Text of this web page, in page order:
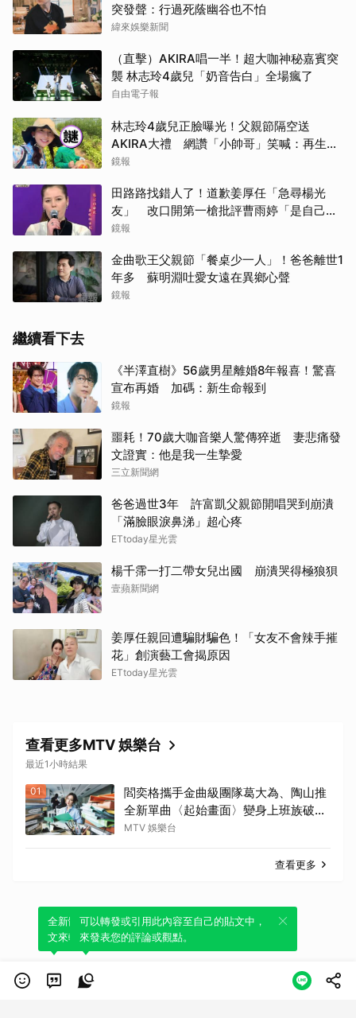
突發聲：行過死蔭幽谷也不怕
緯來娛樂新聞
（直擊）AKIRA唱一半！超大咖神秘嘉賓突
襲 林志玲4歲兒「奶音告白」全場瘋了
自由電子報
林志玲4歲兒正臉曝光！父親節隔空送
AKIRA大禮 網讚「小帥哥」笑喊：再生一
個
鏡報
田路路找錯人了！道歉姜厚任「急尋楊光
友」 改口開第一槍批評曹雨婷「是自己太
衝動」
鏡報
金曲歌王父親節「餐桌少一人」！爸爸離世1
年多 蘇明淵吐愛女遠在異鄉心聲
鏡報
繼續看下去
《半澤直樹》56歲男星離婚8年報喜！驚喜
宣布再婚 加碼：新生命報到
鏡報
噩耗！70歲大咖音樂人驚傳猝逝 妻悲痛發
文證實：他是我一生摯愛
三立新聞網
爸爸過世3年 許富凱父親節開唱哭到崩潰
「滿臉眼淚鼻涕」超心疼
ETtoday星光雲
楊千霈一打二帶女兒出國 崩潰哭得極狼狽
壹蘋新聞網
姜厚任親回遭騙財騙色！「女友不會辣手摧
花」創演藝工會揭原因
ETtoday星光雲
查看更多MTV 娛樂台
最近1小時結果
01
閻奕格攜手金曲級團隊葛大為、陶山推
全新單曲〈起始畫面〉變身上班族破關
冒險
MTV 娛樂台
查看更多
全新體驗！一鍵引用此內容，透過發布貼
文來輕鬆表達個人立場。
可以轉發或引用此內容至自己的貼文中，
來發表您的評論或觀點。